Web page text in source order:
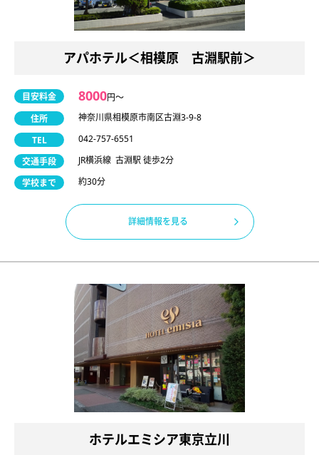
アパホテル＜相模原 古淵駅前＞
目安料金 8000円〜
住所
神奈川県相模原市南区古淵3-9-8
TEL
042-757-6551
交通手段
JR横浜線 古淵駅 徒歩2分
学校まで
約30分
詳細情報を見る
ホテルエミシア東京立川